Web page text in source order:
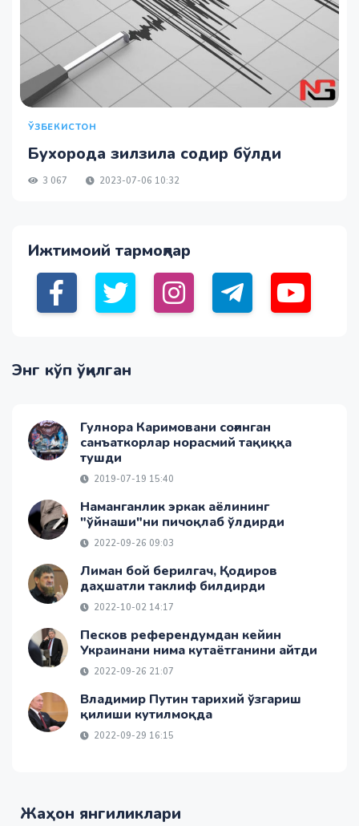
ЎЗБЕКИСТОН
Бухорода зилзила содир бўлди
3 067 2023-07-06 10:32
Ижтимоий тармоқлар
Энг кўп ўқилган
Гулнора Каримовани соғинган
санъаткорлар норасмий тақиққа
тушди
2019-07-19 15:40
Наманганлик эркак аёлининг
"ўйнаши"ни пичоқлаб ўлдирди
2022-09-26 09:03
Лиман бой берилгач, Қодиров
даҳшатли таклиф билдирди
2022-10-02 14:17
Песков референдумдан кейин
Украинани нима кутаётганини айтди
2022-09-26 21:07
Владимир Путин тарихий ўзгариш
қилиши кутилмоқда
2022-09-29 16:15
Жаҳон янгиликлари